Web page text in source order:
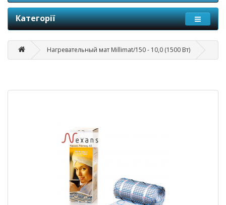
Категорії
Нагревательный мат Millimat/150 - 10,0 (1500 Вт)